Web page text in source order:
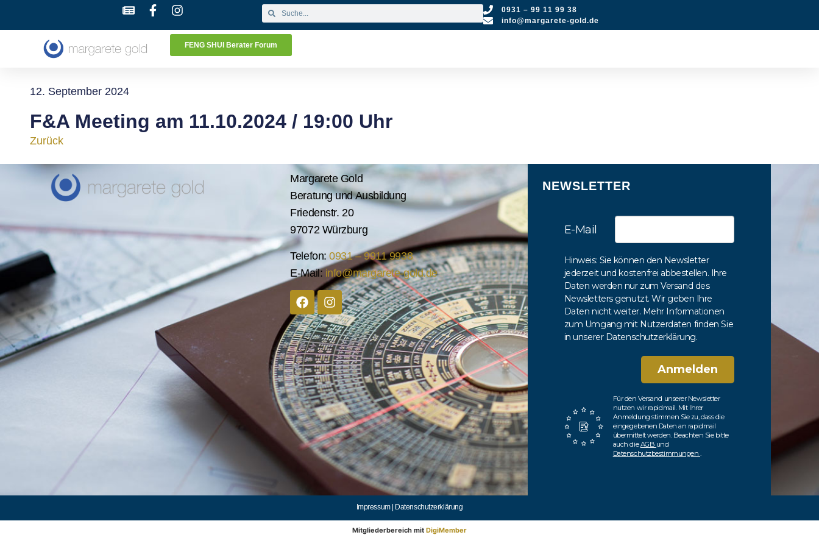
0931 – 99 11 99 38
info@margarete-gold.de
FENG SHUI Berater Forum
12. September 2024
F&A Meeting am 11.10.2024 / 19:00 Uhr
Zurück
Margarete Gold
Beratung und Ausbildung
Friedenstr. 20
97072 Würzburg
Telefon:0931 – 9911 9938
E-Mail: info@margarete-gold.de
NEWSLETTER
E-Mail
Hinweis: Sie können den Newsletter
jederzeit und kostenfrei abbestellen. Ihre
Daten werden nur zum Versand des
Newsletters genutzt. Wir geben Ihre
Daten nicht weiter. Mehr Informationen
zum Umgang mit Nutzerdaten finden Sie
in unserer Datenschutzerklärung.
Anmelden
Für den Versand unserer Newsletter
nutzen wir rapidmail. Mit Ihrer
Anmeldung stimmen Sie zu, dass die
eingegebenen Daten an rapidmail
übermittelt werden. Beachten Sie bitte
auch dieAGB und
Datenschutzbestimmungen .
Impressum | Datenschutzerklärung
Mitgliederbereich mit DigiMember